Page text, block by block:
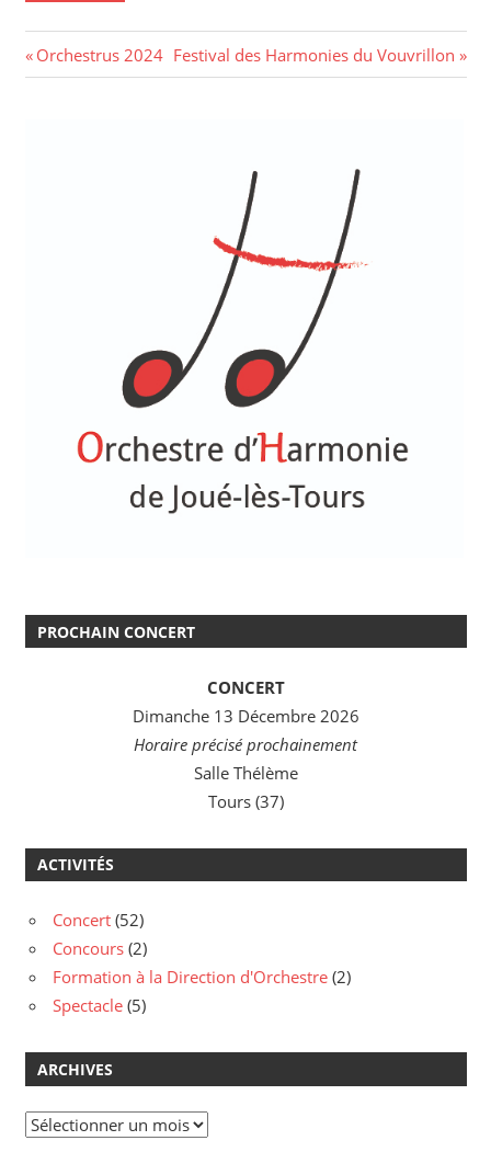
Navigation
Previous
Post:
Orchestrus 2024 Next
Post:
Festival des Harmonies du Vouvrillon
PROCHAIN CONCERT
CONCERT
Dimanche 13 Décembre 2026
Horaire précisé prochainement
Salle Thélème
Tours (37)
ACTIVITÉS
Concert (52)
Concours (2)
Formation à la Direction d'Orchestre (2)
Spectacle (5)
ARCHIVES
Archives